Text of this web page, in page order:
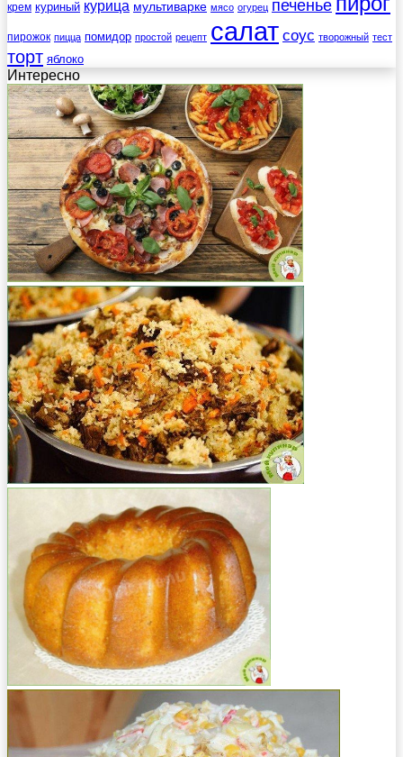
крем куриный курица мультиварке мясо огурец печенье
пирожок пицца помидор простой рецепт салат соус творожный тест
торт яблоко
Интересно